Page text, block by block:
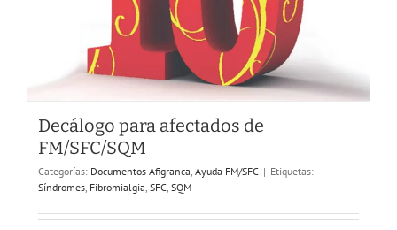
Decálogo para afectados de
FM/SFC/SQM
Categorías: Documentos Afigranca, Ayuda FM/SFC | Etiquetas:
Síndromes, Fibromialgia, SFC, SQM
Entrevista: Enfermedad y Alimentación
Ayuda FM/SFC